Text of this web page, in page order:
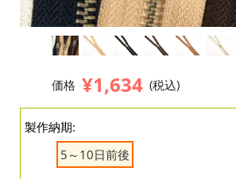
価格 ¥1,634 (税込)
製作納期:
5～10日前後